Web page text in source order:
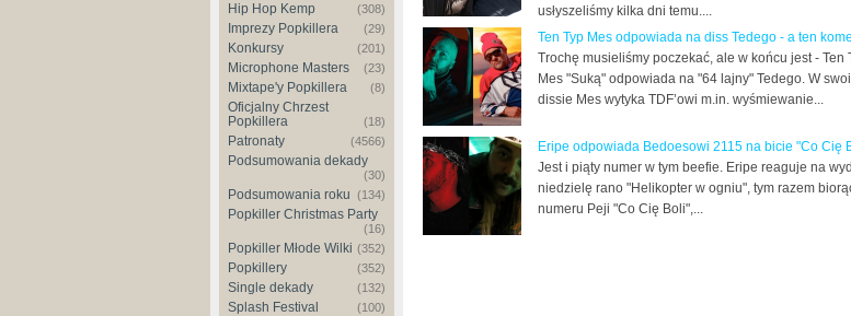
Hip Hop Kemp (308)
Imprezy Popkillera (29)
Konkursy (201)
Microphone Masters (23)
Mixtape'y Popkillera (8)
Oficjalny Chrzest
Popkillera
(18)
Patronaty (4566)
Podsumowania dekady
(30)
Podsumowania roku (134)
Popkiller Christmas Party
(16)
Popkiller Młode Wilki (352)
Popkillery (352)
Single dekady (132)
Splash Festival (100)
usłyszeliśmy kilka dni temu....
Ten Typ Mes odpowiada na diss Tedego - a ten
Trochę musieliśmy poczekać, ale w końcu jest - Ten
Mes "Suką" odpowiada na "64 lajny" Tedego. W
dissie Mes wytyka TDF’owi m.in. wyśmiewanie...
Eripe odpowiada Bedoesowi 2115 na bicie "Co Cię
Jest i piąty numer w tym beefie. Eripe reaguje na
niedzielę rano "Helikopter w ogniu", tym razem
numeru Peji "Co Cię Boli",...